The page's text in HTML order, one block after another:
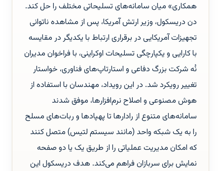
همکاری» میان سامانه‌های تسلیحاتی مختلف را حل کند.
دن دریسکول، وزیر ارتش آمریکا، پس از مشاهده ناتوانی
تجهیزات آمریکایی در برقراری ارتباط با یکدیگر در مقایسه
با کارایی و یکپارچگی تسلیحات اوکراینی، با فراخوان مدیران
نُه شرکت بزرگ دفاعی و استارتاپ‌های فناوری، خواستار
تغییر رویکرد شد. در این رویداد، مهندسان با استفاده از
هوش مصنوعی و اصلاح نرم‌افزارها، موفق شدند
سامانه‌های متنوع از رادارها تا پهپادها و ربات‌های مسلح
را به یک شبکه واحد (مانند سیستم لتیس) متصل کنند
که امکان مدیریت عملیاتی را از طریق یک یا دو صفحه
نمایش برای سربازان فراهم می‌کند. هدف دریسکول این